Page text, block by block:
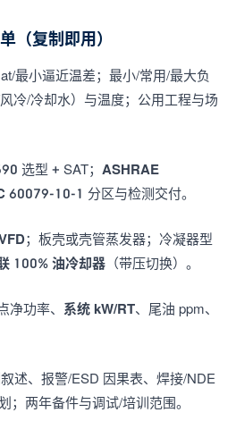
（复制即用）
最小逼近温差；最小/常用/最大负
冷/冷却水）与温度；公用工程与场
选型 + SAT； ASHRAE
60079-10-1 分区与检测交付。
；板壳或壳管蒸发器；冷凝器型
100% 油冷却器 （带压切换）。
净功率、 系统 kW/RT、尾油 ppm、
述、报警/ESD 因果表、焊接/NDE
；两年备件与调试/培训范围。